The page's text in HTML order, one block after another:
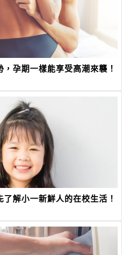
孕期一樣能享受高潮來襲！
解小一新鮮人的在校生活！